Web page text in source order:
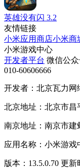
英雄没有闪 3.2
友情链接
小米应用商店小米商
小米游戏中心
开发者平台 微信公
010-60606666
开发者：北京瓦力网
北京地址：北京市昌
南京地址：南京市建
应用名称：小米游戏
版本：13.5.0.70 更新